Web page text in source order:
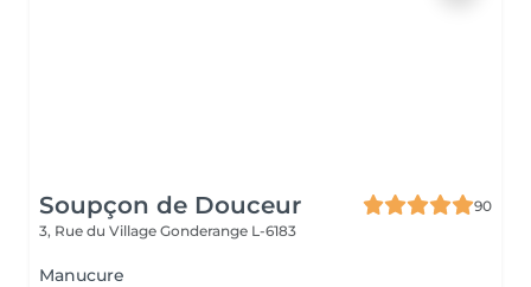
Soupçon de Douceur
90
3, Rue du Village Gonderange L-6183
Manucure